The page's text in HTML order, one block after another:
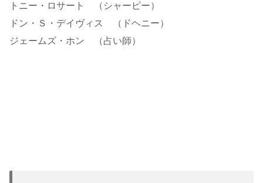
トニー・ロサート （シャーピー）
ドン・Ｓ・デイヴィス （ドヘニー）
ジェームズ・ホン （占い師）